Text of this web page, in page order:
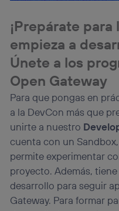
¡Prepárate para
empieza a
Únete a los
Open Gateway
Para que pongas en
a la DevCon más que
unirte a nuestro
cuenta con un
permite experimentar
proyecto. Además,
desarrollo para seguir
Gateway. Para formar